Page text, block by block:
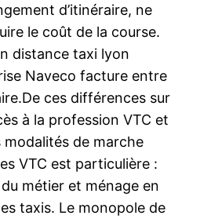
d’itinéraire, ne
le coût de la course.
distance taxi lyon
Naveco facture entre
ces différences sur
à la profession VTC et
de marche
VTC est particulière :
du métier et ménage en
taxis. Le monopole de